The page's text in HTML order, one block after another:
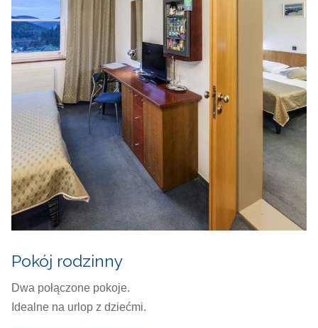
Pokój rodzinny
Dwa połączone pokoje.
Idealne na urlop z dziećmi.